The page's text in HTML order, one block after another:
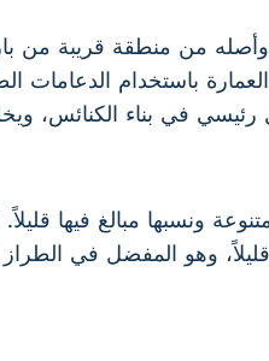
وأصله من منطقة قريبة من
العمارة باستخدام
في بناء الكنائس،
ونسبها مبالغ فيها
وهو المفضل في